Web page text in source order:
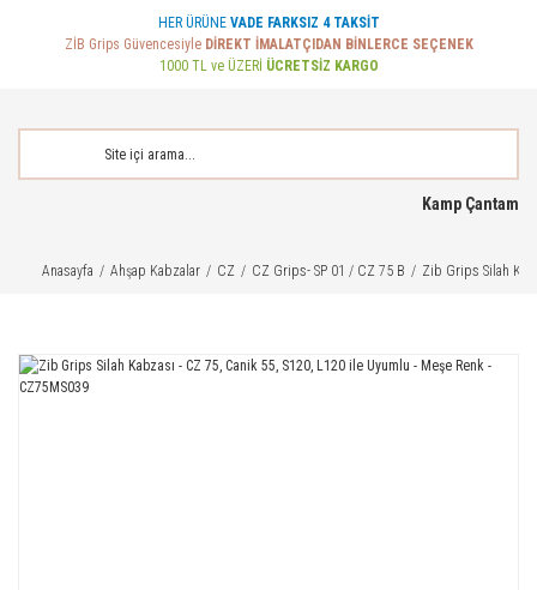
HER ÜRÜNE VADE FARKSIZ 4 TAKSİT
ZİB Grips Güvencesiyle DİREKT İMALATÇIDAN BİNLERCE SEÇENEK
1000 TL ve ÜZERİ ÜCRETSİZ KARGO
Kamp Çantam
Anasayfa Ahşap Kabzalar CZ CZ Grips- SP 01 / CZ 75 B Zib Grips Silah